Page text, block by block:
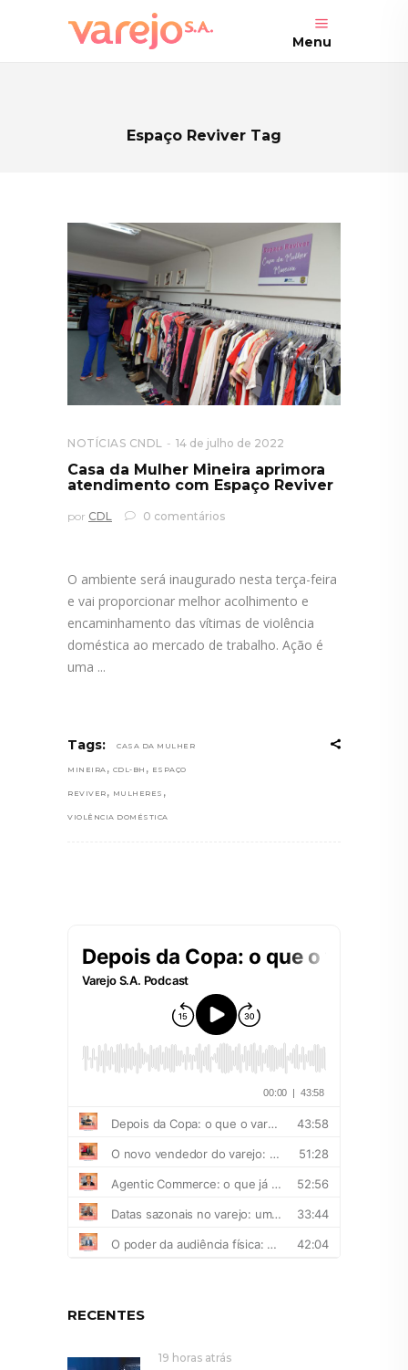
Menu
Espaço Reviver Tag
NOTÍCIAS CNDL 14 de julho de 2022
Casa da Mulher Mineira aprimora
atendimento com Espaço Reviver
por CDL 0 comentários
O ambiente será inaugurado nesta terça-feira
e vai proporcionar melhor acolhimento e
encaminhamento das vítimas de violência
doméstica ao mercado de trabalho. Ação é
uma
Tags: CASA DA MULHER
MINEIRA , CDL-BH , ESPAÇO
REVIVER , MULHERES ,
VIOLÊNCIA DOMÉSTICA
RECENTES
19 horas atrás